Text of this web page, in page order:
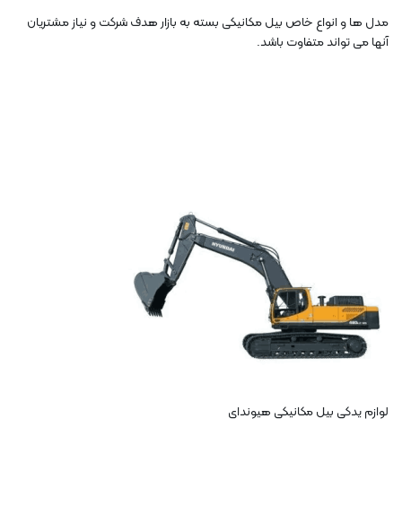
مدل ها و انواع خاص بیل مکانیکی بسته به بازار هدف شرکت و نیاز مشتریان
آنها می تواند متفاوت باشد.
لوازم یدکی بیل مکانیکی هیوندای